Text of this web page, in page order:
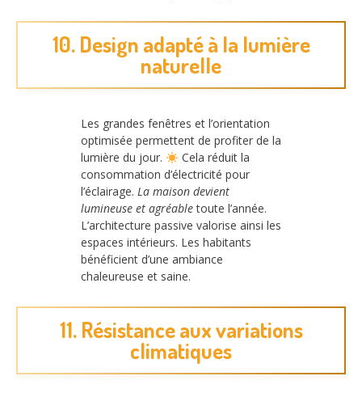
10. Design adapté à la lumière
naturelle
Les grandes fenêtres et l’orientation
optimisée permettent de profiter de la
lumière du jour.
Cela réduit la
consommation d’électricité pour
l’éclairage. La maison devient
lumineuse et agréabletoute l’année.
L’architecture passive valorise ainsi les
espaces intérieurs. Les habitants
bénéficient d’une ambiance
chaleureuse et saine.
11. Résistance aux variations
climatiques